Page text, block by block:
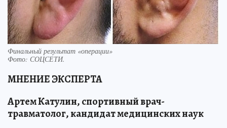
Финальный результат «операции»
Фото: СОЦСЕТИ.
МНЕНИЕ ЭКСПЕРТА
Артем Катулин, спортивный врач-
травматолог, кандидат медицинских наук